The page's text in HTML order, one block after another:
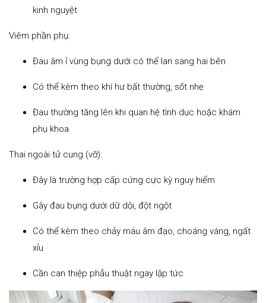
kinh nguyệt
Viêm phần phụ:
Đau âm ỉ vùng bụng dưới có thể lan sang hai bên
Có thể kèm theo khí hư bất thường, sốt nhẹ
Đau thường tăng lên khi quan hệ tình dục hoặc khám
phụ khoa
Thai ngoài tử cung (vỡ):
Đây là trường hợp cấp cứng cực kỳ nguy hiểm
Gây đau bụng dưới dữ dội, đột ngột
Có thể kèm theo chảy máu âm đạo, choáng váng, ngất
xỉu
Cần can thiệp phẫu thuật ngay lập tức